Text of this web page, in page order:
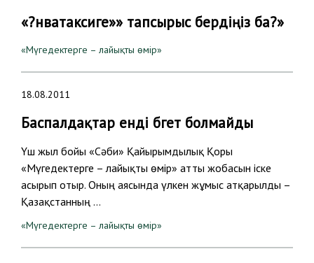
«?нватаксиге»» тапсырыс бердіңіз ба?»
«Мүгедектерге – лайықты өмір»
18.08.2011
Баспалдақтар енді бөгет болмайды
Үш жыл бойы «Сәби» Қайырымдылық Қоры
«Мүгедектерге – лайықты өмір» атты жобасын іске
асырып отыр. Оның аясында үлкен жұмыс атқарылды –
Қазақстанның …
«Мүгедектерге – лайықты өмір»